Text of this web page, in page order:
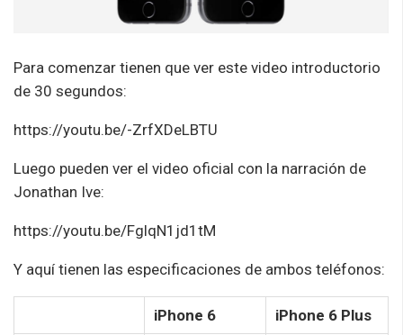
Para comenzar tienen que ver este video introductorio
de 30 segundos:
https://youtu.be/-ZrfXDeLBTU
Luego pueden ver el video oficial con la narración de
Jonathan Ive:
https://youtu.be/FglqN1jd1tM
Y aquí tienen las especificaciones de ambos teléfonos:
iPhone 6 iPhone 6 Plus